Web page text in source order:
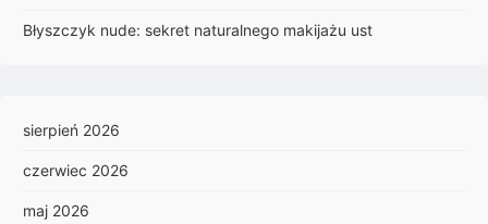
Błyszczyk nude: sekret naturalnego makijażu ust
sierpień 2026
czerwiec 2026
maj 2026